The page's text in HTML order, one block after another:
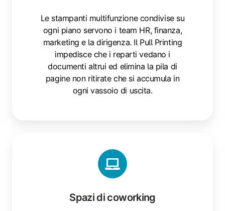
Le stampanti multifunzione condivise su
ogni piano servono i team HR, finanza,
marketing e la dirigenza. Il Pull Printing
impedisce che i reparti vedano i
documenti altrui ed elimina la pila di
pagine non ritirate che si accumula in
ogni vassoio di uscita.
Spazi di coworking
di
coworking